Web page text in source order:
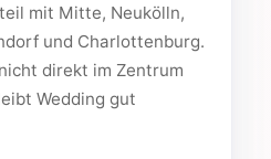
mit Mitte, Neukölln,
und Charlottenburg.
direkt im Zentrum
Wedding gut